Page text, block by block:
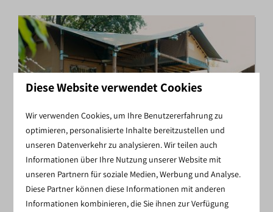
RANGER LODGE FÜR 6
PERSONEN
Erleben Sie luxuriöses Glamping in der Rangerlodge,
Diese Website verwendet Cookies
Wir verwenden Cookies, um Ihre Benutzererfahrung zu
optimieren, personalisierte Inhalte bereitzustellen und
unseren Datenverkehr zu analysieren. Wir teilen auch
Informationen über Ihre Nutzung unserer Website mit
unseren Partnern für soziale Medien, Werbung und Analyse.
Diese Partner können diese Informationen mit anderen
Informationen kombinieren, die Sie ihnen zur Verfügung